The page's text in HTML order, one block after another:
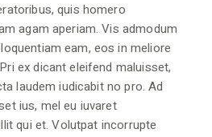
quis homero
agam aperiam. Vis admodum
eam, eos in meliore
ex dicant eleifend maluisset,
laudem iudicabit no pro. Ad
ius, mel eu iuvaret
qui et. Volutpat incorrupte